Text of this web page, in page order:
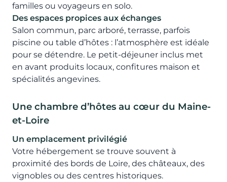
familles ou voyageurs en solo.
Des espaces propices aux échanges
Salon commun, parc arboré, terrasse, parfois
piscine ou table d’hôtes : l’atmosphère est idéale
pour se détendre. Le petit-déjeuner inclus met
en avant produits locaux, confitures maison et
spécialités angevines.
Une chambre d’hôtes au cœur du Maine-
et-Loire
Un emplacement privilégié
Votre hébergement se trouve souvent à
proximité des bords de Loire, des châteaux, des
vignobles ou des centres historiques.